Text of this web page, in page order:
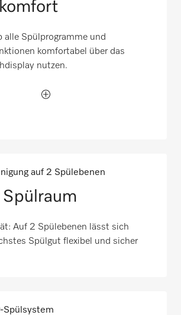
alle Spülprogramme und
komfortabel über das
nutzen.
auf 2 Spülebenen
Auf 2 Spülebenen lässt sich
Spülgut flexibel und sicher
Spülsystem